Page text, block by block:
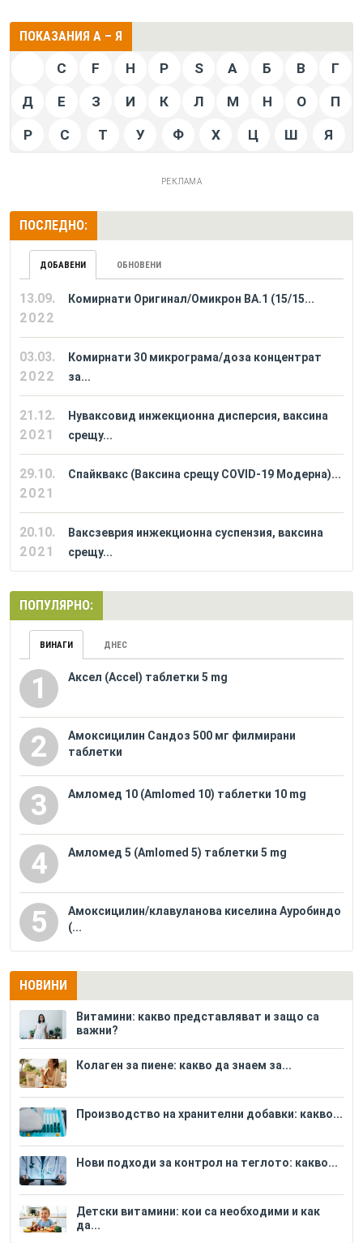
ПОКАЗАНИЯ А – Я
C F H P S А Б В Г
Д Е З И К Л М Н О П
Р С Т У Ф Х Ц Ш Я
РЕКЛАМА
ПОСЛЕДНО:
ДОБАВЕНИ ОБНОВЕНИ
13.09.
2022
Комирнати Оригинал/Омикрон BA.1 (15/15...
03.03.
2022
Комирнати 30 микрограма/доза концентрат
за...
21.12.
2021
Нуваксовид инжекционна дисперсия, ваксина
срещу...
29.10.
2021
Спайквакс (Ваксина срещу COVID-19 Модерна)...
20.10.
2021
Ваксзеврия инжекционна суспензия, ваксина
срещу...
ПОПУЛЯРНО:
ВИНАГИ ДНЕС
1 Аксел (Accel) таблетки 5 mg
2
Амоксицилин Сандоз 500 мг филмирани
таблетки
3 Амломед 10 (Amlomed 10) таблетки 10 mg
4 Амломед 5 (Amlomed 5) таблетки 5 mg
5
Амоксицилин/клавуланова киселина Ауробиндо
(...
НОВИНИ
Витамини: какво представляват и защо са
важни?
Колаген за пиене: какво да знаем за...
Производство на хранителни добавки: какво...
Нови подходи за контрол на теглото: какво...
Детски витамини: кои са необходими и как
да...